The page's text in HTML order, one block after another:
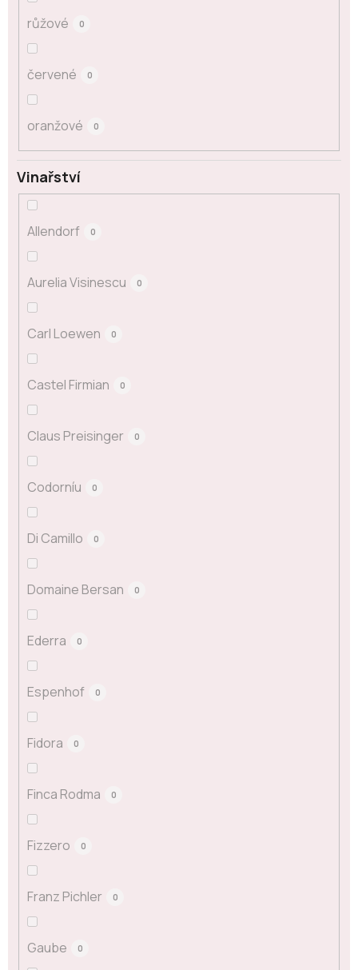
růžové 0
červené 0
oranžové 0
Vinařství
Allendorf 0
Aurelia Visinescu 0
Carl Loewen 0
Castel Firmian 0
Claus Preisinger 0
Codorníu 0
Di Camillo 0
Domaine Bersan 0
Ederra 0
Espenhof 0
Fidora 0
Finca Rodma 0
Fizzero 0
Franz Pichler 0
Gaube 0